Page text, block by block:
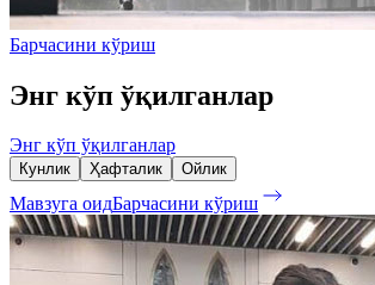
Барчасини кўриш
Энг кўп ўқилганлар
Энг кўп ўқилганлар
Кунлик Ҳафталик Ойлик
Мавзуга оидБарчасини кўриш